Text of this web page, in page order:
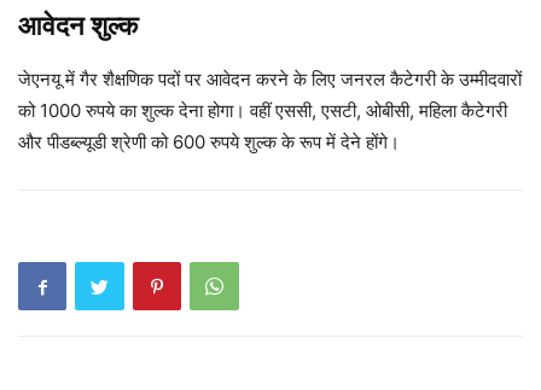
आवेदन शुल्क
जेएनयू में गैर शैक्षणिक पदों पर आवेदन करने के लिए जनरल कैटेगरी के उम्मीदवारों
को 1000 रुपये का शुल्क देना होगा। वहीं एससी, एसटी, ओबीसी, महिला कैटेगरी
और पीडब्ल्यूडी श्रेणी को 600 रुपये शुल्क के रूप में देने होंगे।